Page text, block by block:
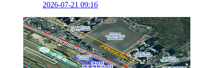
2026-07-21 09:16